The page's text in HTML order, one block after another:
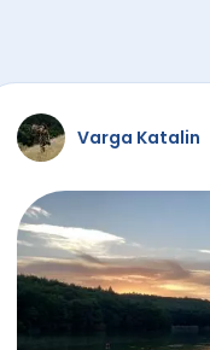
Varga Katalin